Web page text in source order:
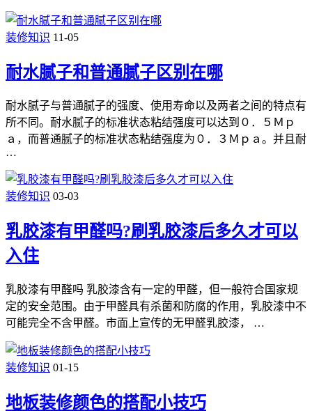
装修知识 11-05
耐水腻子和普通腻子区别在哪
耐水腻子与普通腻子的强度、使用寿命以及两者之间的特点有
所不同。耐水腻子的标准状态粘结强度可以达到０．５Ｍｐ
ａ，而普通腻子的标准状态粘结强度为０．３Ｍｐａ。并且耐
…
装修知识 03-03
乳胶漆有甲醛吗?刷乳胶漆后多久才可以
入住
乳胶漆有甲醛吗 乳胶漆含有一定的甲醛，但一般符合国家规
定的安全范围。由于甲醛具有杀菌和防腐的作用，乳胶漆中不
可能完全不含甲醛。市面上宣传的无甲醛乳胶漆， …
装修知识 01-15
地板装修颜色的搭配小技巧